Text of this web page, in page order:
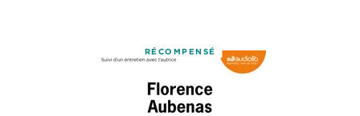
RÉCOMPENSÉ